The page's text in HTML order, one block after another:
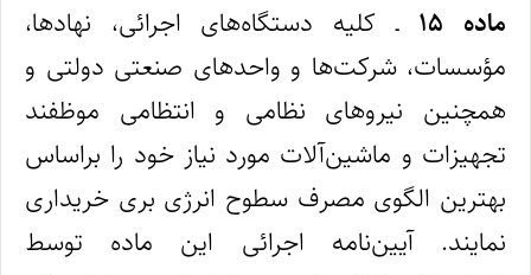
ماده ۱۵
ـ کلیه دستگاه‌‎های اجرائی، نهادها،
مؤسسات، شرکت‌ها و واحدهای صنعتی دولتی و
همچنین نیروهای نظامی و انتظامی موظفند
تجهیزات و ماشین‌آلات مورد نیاز خود را براساس
بهترین الگوی مصرف سطوح انرژی‌ بری خریداری
نمایند. آیین‌نامه اجرائی این ماده توسط